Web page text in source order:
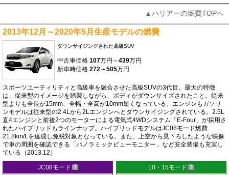
▲ハリアーの燃費TOPへ
2013年12月～2020年5月生産モデルの燃費
ダウンサイジングされた高級SUV
中古車価格 107万円～439万円
新車時価格 272～505万円
スポーツユーティリティと高級車を融合させた高級SUVの3代目。最大の特徴
は、従来型のイメージを踏襲しながら、ボディがダウンサイズされたこと。従来
型よりも全長が15mm、全幅・全高が10mm短くなっている。エンジンもガソリ
ンモデルは従来型の2.4Lから2Lエンジンへとダウンサイジングされている。2.5L
直4エンジンと前後2つのモーターによる電気式4WDシステム「E-Four」が採用さ
れたハイブリッドもラインナップ。ハイブリッドモデルはJC08モード燃費
21.8km/Lを達成し免税対象となっている。また、上空から見下ろしたような映像
で車の周囲を確認できる「パノラミックビューモニター」など安全装備も充実し
ている（2013.12）
JC08モード 10・15モード